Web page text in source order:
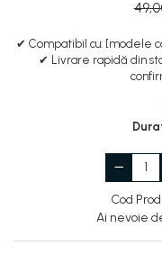
Suspensie
✔ Compatibil cu: [modele
✔ Livrare rapidă din
Cod
Ai nevoie